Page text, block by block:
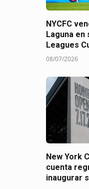
NYCFC
Laguna en
Leagues
08/07/2026
New York
cuenta
inaugurar